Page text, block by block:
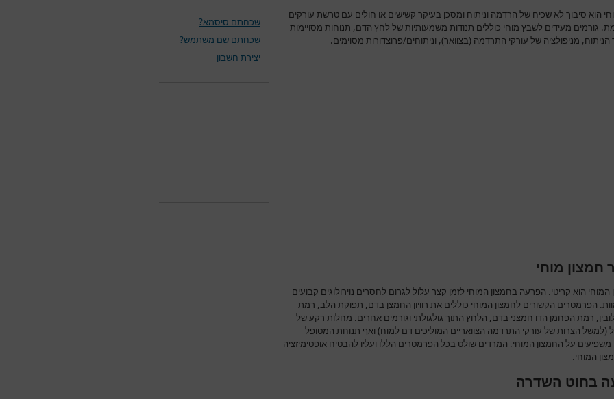
הוא סיבוך לא שכיח של הרדמה וניתוח ומסכן בעיקר קשישים או חולים עם טרשת עורקים
גורמים מעידים לשבץ מוחי כוללים תנודות משמעותיות של לחץ הדם, תנוחות מסויימות
מניפולציה של עורקי התרדמה (בצוואר), וניתוחים/פרוצדורות מסוימים.
חמצון מוחי
המוחי הוא קריטי. הפרעה בחמצון המוחי לזמן קצר עלול לגרום לחסרים נוירולוגים קבועים
הפרמטרים הקשורים לחמצון המוחי כוללים את רוויון החמצן בדם, תפוקת הלב, רמת
רמת הפחמן הדו חמצני בדם, הלחץ התוך גולגולתי וגורמים אחרים. מחלות רקע של
(למשל הצרות של עורקי התרדמה הצוואריים המוליכים דם למוח) ואף תנוחת המטופל
משפיעים על החמצון המוחי. המרדים שולט בכל הפרמטרים הללו ועליו להבטיח אופטימיזציה
המוחי.
בחוט השדרה
שכחתם סיסמא?
שכחתם שם משתמש?
יצירת חשבון